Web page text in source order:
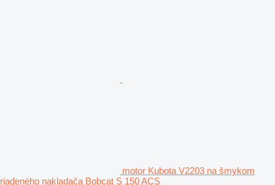
motor Kubota V2203 na šmykom
riadeného nakladača Bobcat S 150 ACS